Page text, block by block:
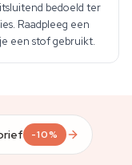
bedoeld ter
Raadpleeg een
een stof gebruikt.
-10%